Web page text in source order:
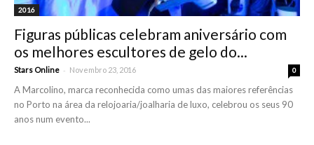
2016
Figuras públicas celebram aniversário com
os melhores escultores de gelo do...
Stars Online - Novembro 23, 2016 0
A Marcolino, marca reconhecida como umas das maiores referências
no Porto na área da relojoaria/joalharia de luxo, celebrou os seus 90
anos num evento...